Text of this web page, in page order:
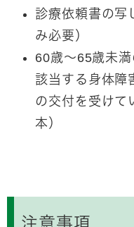
診療依頼書の
み必要）
60歳～65歳未
該当する身体
の交付を受けて
本）
注意事項